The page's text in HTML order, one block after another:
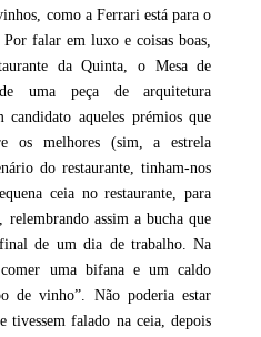
como a Ferrari está para o
falar em luxo e coisas boas,
da Quinta, o Mesa de
uma peça de arquitetura
candidato aqueles prémios que
os melhores (sim, a estrela
do restaurante, tinham-nos
ceia no restaurante, para
assim a bucha que
de um dia de trabalho. Na
uma bifana e um caldo
de vinho”. Não poderia estar
tivessem falado na ceia, depois